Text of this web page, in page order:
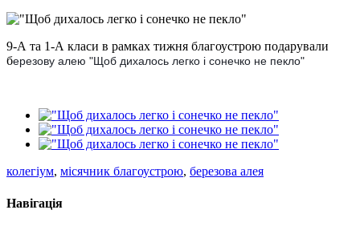
9-А та 1-А класи в рамках тижня благоустрою подарували
березову алею "Щоб дихалось легко і сонечко не пекло"
колегіум, місячник благоустрою, березова алея
Навігація